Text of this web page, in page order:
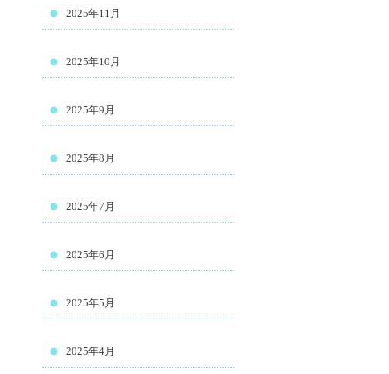
2025年11月
2025年10月
2025年9月
2025年8月
2025年7月
2025年6月
2025年5月
2025年4月